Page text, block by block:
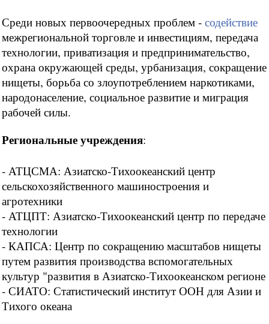
Среди новых первоочередных проблем - содействие
межрегиональной торговле и инвестициям, передача
технологии, приватизация и предпринимательство,
охрана окружающей среды, урбанизация, сокращение
нищеты, борьба со злоупотреблением наркотиками,
народонаселение, социальное развитие и миграция
рабочей силы.
Региональные учреждения:
- АТЦСМА: Азиатско-Тихоокеанский центр
сельскохозяйственного машиностроения и
агротехники
- АТЦПТ: Азиатско-Тихоокеанский центр по передаче
технологии
- КАПСА: Центр по сокращению масштабов нищеты
путем развития производства вспомогательных
культур "развития в Азиатско-Тихоокеанском регионе
- СИАТО: Статистический институт ООН для Азии и
Тихого океана